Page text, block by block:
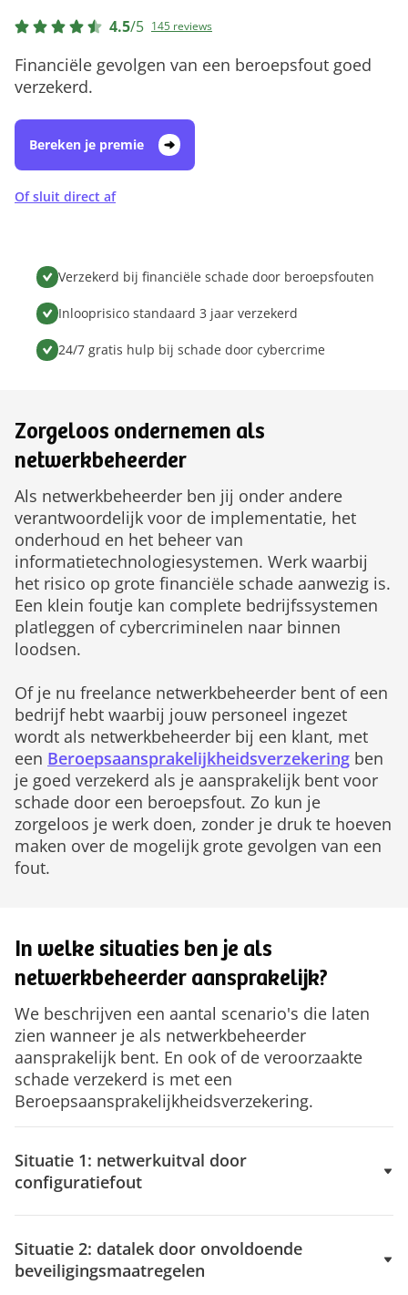
4.5/5 145 reviews
Financiële gevolgen van een beroepsfout goed
verzekerd.
Bereken je premie
Of sluit direct af
Verzekerd bij financiële schade door beroepsfouten
Inlooprisico standaard 3 jaar verzekerd
24/7 gratis hulp bij schade door cybercrime
Zorgeloos ondernemen als
netwerkbeheerder
Als netwerkbeheerder ben jij onder andere
verantwoordelijk voor de implementatie, het
onderhoud en het beheer van
informatietechnologiesystemen. Werk waarbij
het risico op grote financiële schade aanwezig is.
Een klein foutje kan complete bedrijfssystemen
platleggen of cybercriminelen naar binnen
loodsen.
Of je nu freelance netwerkbeheerder bent of een
bedrijf hebt waarbij jouw personeel ingezet
wordt als netwerkbeheerder bij een klant, met
een Beroepsaansprake­lijk­heids­verzekering ben
je goed verzekerd als je aansprakelijk bent voor
schade door een beroepsfout. Zo kun je
zorgeloos je werk doen, zonder je druk te hoeven
maken over de mogelijk grote gevolgen van een
fout.
In welke situaties ben je als
netwerkbeheerder aansprakelijk?
We beschrijven een aantal scenario's die laten
zien wanneer je als netwerkbeheerder
aansprakelijk bent. En ook of de veroorzaakte
schade verzekerd is met een
Beroepsaansprakelijkheidsverzekering.
Situatie 1: netwerkuitval door
configuratiefout
Situatie 2: datalek door onvoldoende
beveiligingsmaatregelen